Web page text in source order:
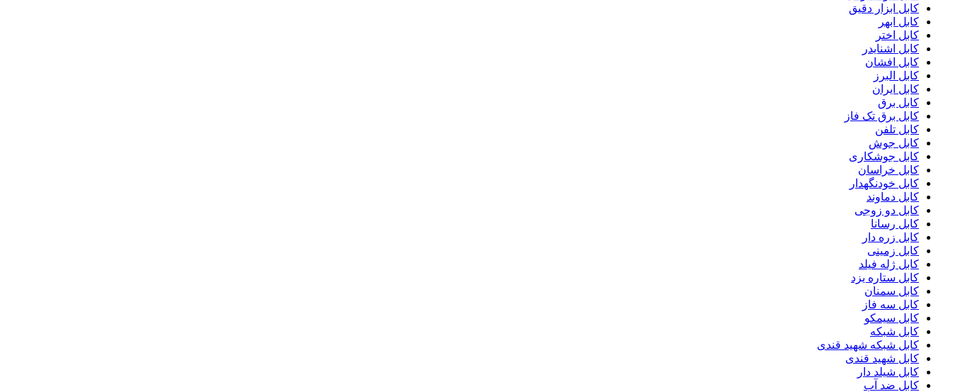
کابل ابزار دقیق
کابل ابهر
کابل اختر
کابل اشنایدر
کابل افشان
کابل البرز
کابل ایران
کابل برق
کابل برق تک فاز
کابل تلفن
کابل جوش
کابل جوشکاری
کابل خراسان
کابل خودنگهدار
کابل دماوند
کابل دو زوجی
کابل رسانا
کابل زره دار
کابل زمینی
کابل ژله فیلد
کابل ستاره یزد
کابل سمنان
کابل سه فاز
کابل سیمکو
کابل شبکه
کابل شبکه شهید قندی
کابل شهید قندی
کابل شیلد دار
کابل ضد آب